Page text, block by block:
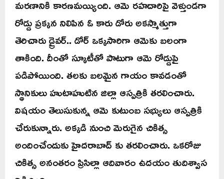
మరణానికి కారణమయ్యింది. ఆమె రహదారిపై వెళ్తుండగా
రోడ్డు ప్రక్కన నిలిపిన ఓ కారు డోరు అకస్మాత్తుగా
తెరిచారు డ్రైవర్.. డోర్ ఒక్కసారిగా ఆమెకు బలంగా
తాకింది. దీంతో స్కూటీతో పాటుగా ఆమె రోడ్డుపై
పడిపోయింది. తలకు బలమైన గాయం కావడంతో
స్థానికులు హుటాహుటిన జిల్లా ఆస్పత్రికి తరలించారు.
విషయం తెలుసుకున్న ఆమె కుటుంబ సభ్యులు ఆస్పత్రికి
చేరుకున్నారు. అక్కడి నుంచి మెరుగైన చికిత్స
అందించేందుకు హైదరాబాద్ కు తరలించారు. ఒకరోజు
చికిత్స అనంతరం ప్రిసిల్లా ఆదివారం ఉదయం తుదిశ్వాస